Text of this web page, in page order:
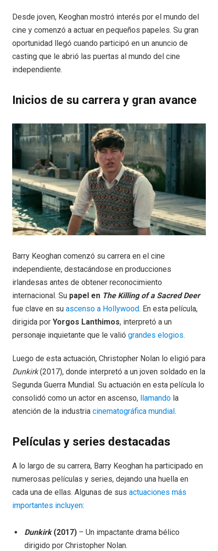
Desde joven, Keoghan mostró interés por el mundo del
cine y comenzó a actuar en pequeños papeles. Su gran
oportunidad llegó cuando participó en un anuncio de
casting que le abrió las puertas al mundo del cine
independiente.
Inicios de su carrera y gran avance
Barry Keoghan comenzó su carrera en el cine
independiente, destacándose en producciones
irlandesas antes de obtener reconocimiento
internacional. Su papel en The Killing of a Sacred Deer
fue clave en su ascenso a Hollywood. En esta película,
dirigida por Yorgos Lanthimos, interpretó a un
personaje inquietante que le valió grandes elogios.
Luego de esta actuación, Christopher Nolan lo eligió para
Dunkirk(2017), donde interpretó a un joven soldado en la
Segunda Guerra Mundial. Su actuación en esta película lo
consolidó como un actor en ascenso, llamando la
atención de la industria cinematográfica mundial.
Películas y series destacadas
A lo largo de su carrera, Barry Keoghan ha participado en
numerosas películas y series, dejando una huella en
cada una de ellas. Algunas de sus actuaciones más
importantes incluyen:
Dunkirk(2017) – Un impactante drama bélico
dirigido por Christopher Nolan.